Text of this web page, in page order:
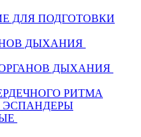
ДЛЯ ПОДГОТОВКИ
ДЫХАНИЯ
ДЫХАНИЯ
РИТМА
ЭСПАНДЕРЫ